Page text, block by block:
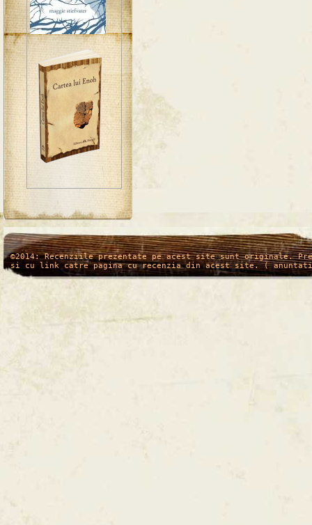
/* */
©2014: Recenziile prezentate pe acest site sunt originale.
si cu link catre pagina cu recenzia din acest site. (